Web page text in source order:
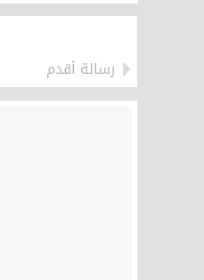
رسالة أقدم